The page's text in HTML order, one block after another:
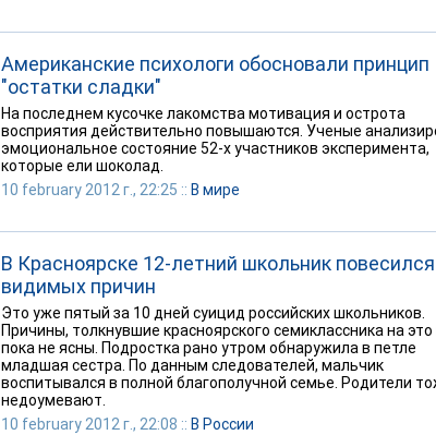
Американские психологи обосновали принцип
"остатки сладки"
На последнем кусочке лакомства мотивация и острота
восприятия действительно повышаются. Ученые
эмоциональное состояние 52-х участников эксперимента,
которые ели шоколад.
10 february 2012 г., 22:25 :: В мире
В Красноярске 12-летний школьник
видимых причин
Это уже пятый за 10 дней суицид российских школьников.
Причины, толкнувшие красноярского семиклассника на это
пока не ясны. Подростка рано утром обнаружила в петле
младшая сестра. По данным следователей, мальчик
воспитывался в полной благополучной семье. Родители
недоумевают.
10 february 2012 г., 22:08 :: В России